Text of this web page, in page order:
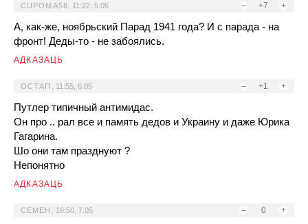
– +7 +
CUPOMA58 11:22, 5.05
А, как-же, ноябрьский Парад 1941 года? И с парада - на
фронт! Деды-то - не забоялись.
АДКАЗАЦЬ
– +1 +
ОСТАП 11:55, 6.05
Путлер типичный антимидас.
Он про .. рал все и память дедов и Украину и даже Юрика
Гагарина.
Шо они там празднуют ?
Непонятно
АДКАЗАЦЬ
– 0 +
СЕМЕН 16:50, 7.05